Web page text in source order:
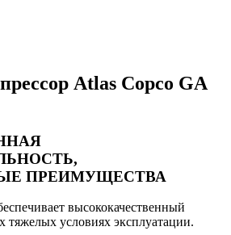
Atlas Copco GA
ПРЕИМУЩЕСТВА
высококачественный
тяжелых условиях эксплуатации.